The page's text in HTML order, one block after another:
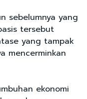
sebelumnya yang
tersebut
yang tampak
mencerminkan
ekonomi